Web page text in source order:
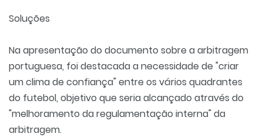
Soluções
Na apresentação do documento sobre a arbitragem
portuguesa, foi destacada a necessidade de "criar
um clima de confiança" entre os vários quadrantes
do futebol, objetivo que seria alcançado através do
"melhoramento da regulamentação interna" da
arbitragem.